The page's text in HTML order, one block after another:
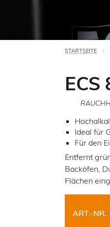
Sie
hier
STARTSEITE
ECS
Ideal für
Für den
Entfernt
Backöfen,
Flächen
ART.-NR.